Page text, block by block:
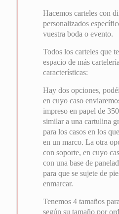
Hacemos carteles con
personalizados
vuestra boda o evento.
Todos los carteles que
espacio de más
características:
Hay dos opciones,
en cuyo caso
impreso en papel de
similar a una cartulina
para los casos en los
en un marco. La otra
con soporte, en cuyo
con una base de
para que se sujete de
enmarcar.
Tenemos 4 tamaños
según su tamaño por